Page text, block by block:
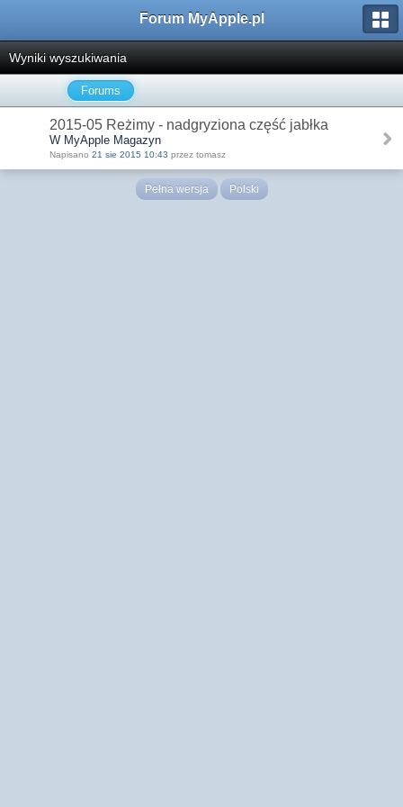
Forum MyApple.pl
Wyniki wyszukiwania
Forums
2015-05 Reżimy - nadgryziona część jabłka
W MyApple Magazyn
Napisano 21 sie 2015 10:43 przez tomasz
Pełna wersja Polski